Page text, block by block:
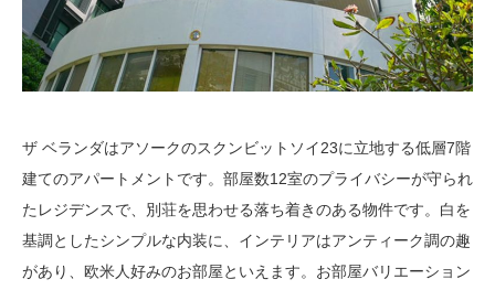
ザ ベランダはアソークのスクンビットソイ23に立地する低層7階
建てのアパートメントです。部屋数12室のプライバシーが守られ
たレジデンスで、別荘を思わせる落ち着きのある物件です。白を
基調としたシンプルな内装に、インテリアはアンティーク調の趣
があり、欧米人好みのお部屋といえます。お部屋バリエーション